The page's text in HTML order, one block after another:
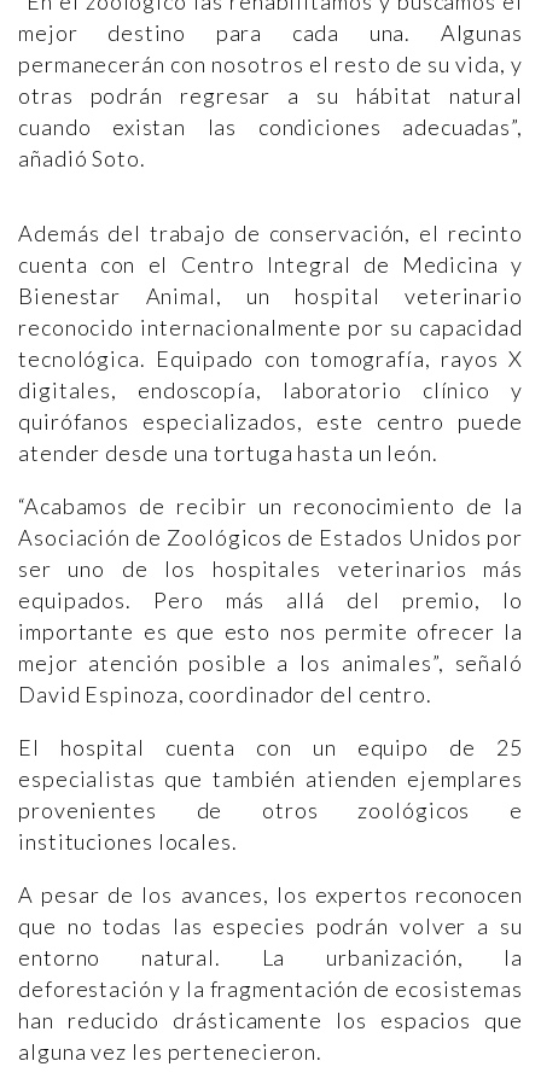
mejor destino para cada una. Algunas
permanecerán con nosotros el resto de su vida, y
otras podrán regresar a su hábitat natural
cuando existan las condiciones adecuadas”,
añadió Soto.
Además del trabajo de conservación, el recinto
cuenta con el Centro Integral de Medicina y
Bienestar Animal, un hospital veterinario
reconocido internacionalmente por su capacidad
tecnológica. Equipado con tomografía, rayos X
digitales, endoscopía, laboratorio clínico y
quirófanos especializados, este centro puede
atender desde una tortuga hasta un león.
“Acabamos de recibir un reconocimiento de la
Asociación de Zoológicos de Estados Unidos por
ser uno de los hospitales veterinarios más
equipados. Pero más allá del premio, lo
importante es que esto nos permite ofrecer la
mejor atención posible a los animales”, señaló
David Espinoza, coordinador del centro.
El hospital cuenta con un equipo de 25
especialistas que también atienden ejemplares
provenientes de otros zoológicos e
instituciones locales.
A pesar de los avances, los expertos reconocen
que no todas las especies podrán volver a su
entorno natural. La urbanización, la
deforestación y la fragmentación de ecosistemas
han reducido drásticamente los espacios que
alguna vez les pertenecieron.